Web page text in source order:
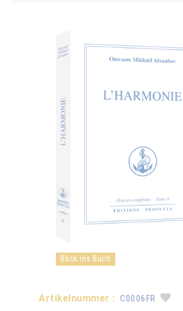
Blick ins Buch
Artikelnummer : C0006FR